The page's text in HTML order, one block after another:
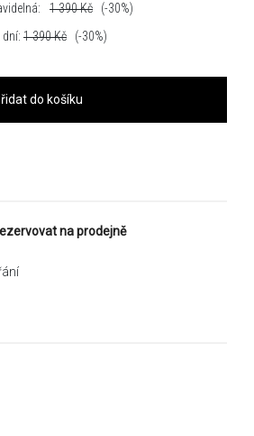
1 390Kč
(-30%)
1 390Kč (-30%)
do košíku
na prodejně